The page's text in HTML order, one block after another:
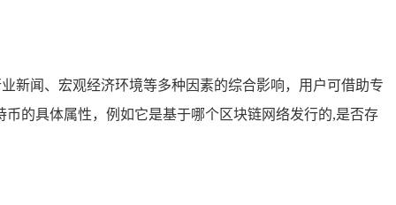
新闻、宏观经济环境等多种因素的综合影响，用户可借助专
的具体属性，例如它是基于哪个区块链网络发行的,是否存